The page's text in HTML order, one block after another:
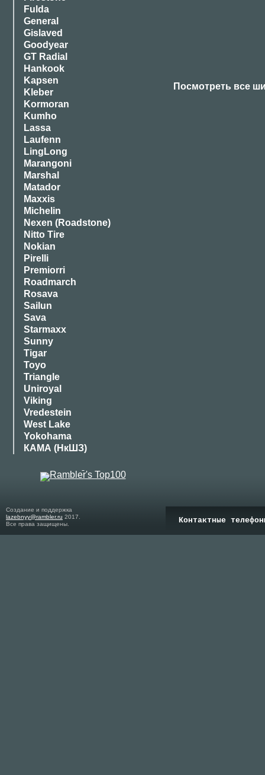
Fulda
General
Gislaved
Goodyear
GT Radial
Hankook
Kapsen
Kleber
Kormoran
Kumho
Lassa
Laufenn
LingLong
Marangoni
Marshal
Matador
Maxxis
Michelin
Nexen (Roadstone)
Nitto Tire
Nokian
Pirelli
Premiorri
Roadmarch
Rosava
Sailun
Sava
Starmaxx
Sunny
Tigar
Toyo
Triangle
Uniroyal
Viking
Vredestein
West Lake
Yokohama
КАМА (НкШЗ)
Посмотреть все
Создание и поддержка
lazebnyy@rambler.ru 2017.
Все права защищены.
Контактные